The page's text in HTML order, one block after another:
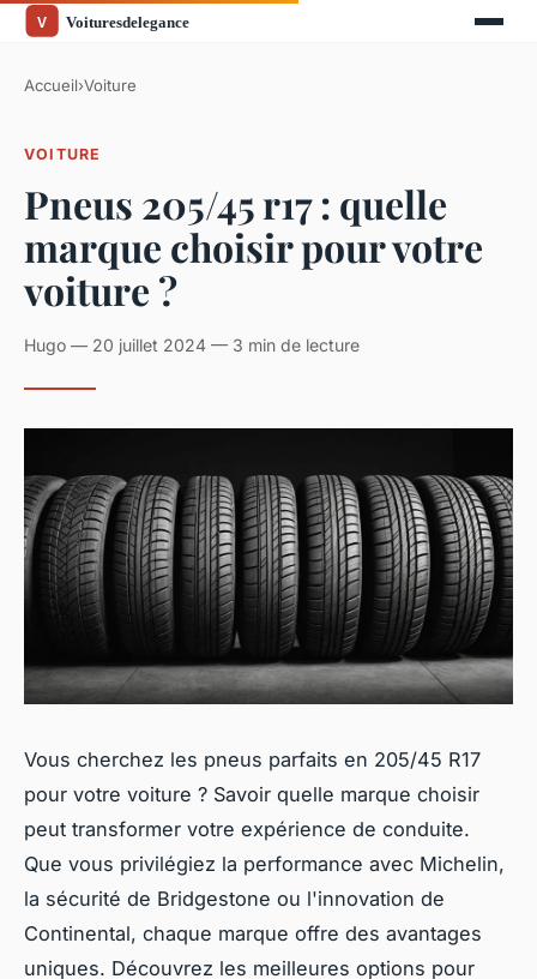
Accueil›Voiture
VOITURE
Pneus 205/45 r17 : quelle
marque choisir pour votre
voiture ?
Hugo — 20 juillet 2024 — 3 min de lecture
Vous cherchez les pneus parfaits en 205/45 R17
pour votre voiture ? Savoir quelle marque choisir
peut transformer votre expérience de conduite.
Que vous privilégiez la performance avec Michelin,
la sécurité de Bridgestone ou l'innovation de
Continental, chaque marque offre des avantages
uniques. Découvrez les meilleures options pour